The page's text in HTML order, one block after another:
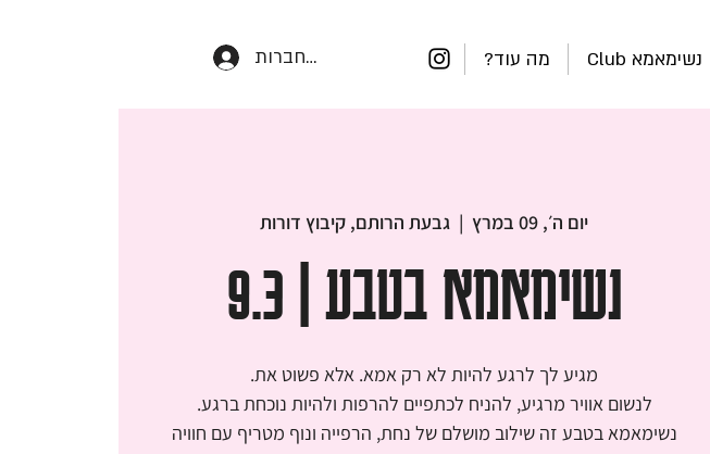
התחברות נשימאמא Club מה עוד?
יום ה׳, 09 במרץ
  |
גבעת הרותם, קיבוץ דורות
נשימאמא בטבע | 9.3
נשימאמא בטבע זה שילוב מושלם של נחת, הרפייה ונוף מטריף עם חוויה